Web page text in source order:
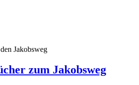
Jakobsweg
zum Jakobsweg